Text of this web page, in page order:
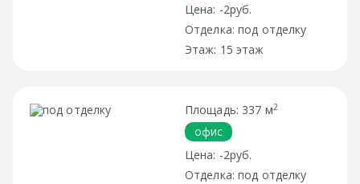
-2руб.
под отделку
15 этаж
337 м2
офис
-2руб.
под отделку